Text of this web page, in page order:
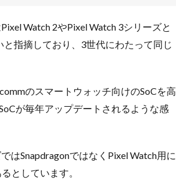
Watch 2やPixel Watch 3シリーズと
と指摘しており、3世代にわたって同じ
のスマートウォッチ向けのSoCを高
が毎年アップデートされるような感
はSnapdragonではなくPixel Watch用に
としています。